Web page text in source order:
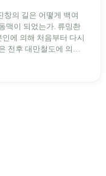
의 길은 어떻게 백여
맥이 되었는가. 류밍촨
에 의해 처음부터 다시
전후 대만철도에 의해
의 기록을 주석으로 밀
원주민 지명이 다시 철